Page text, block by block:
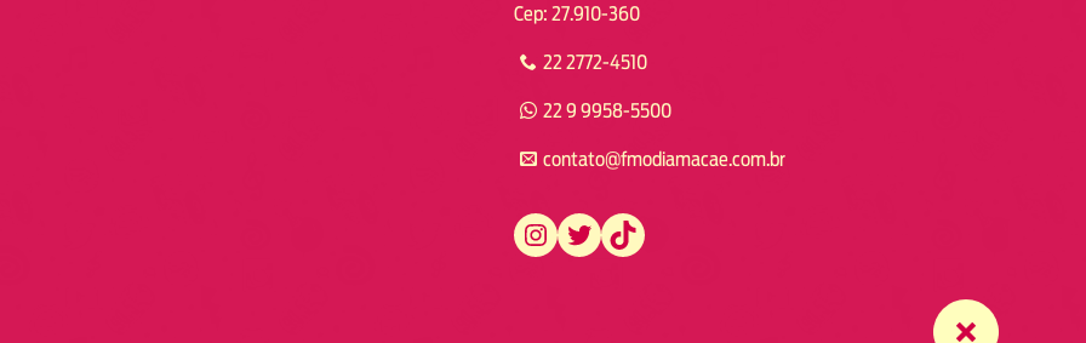
Cep: 27.910-360
22 2772-4510
22 9 9958-5500
contato@fmodiamacae.com.br
https://www.instagram.com/fmodia.macae/ https://twitter.com/fmodia.macae/ https://www.tiktok.com/@fmodia.macae